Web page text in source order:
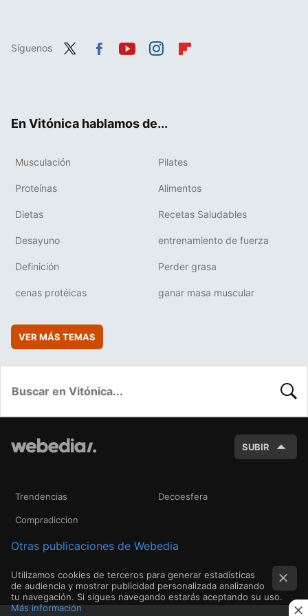
Síguenos
En Vitónica hablamos de...
Musculación Pilates
Proteínas Alimentos
Dietas Recetas Saludables
Desayuno entrenamiento de fuerza
Definición Perder grasa
cenas protéicas ganar masa muscular
VER MÁS TEMAS
SUBIR
Trendencias Decoesfera
Compradiccion
Otras publicaciones de Webedia
Utilizamos cookies de terceros para generar estadísticas
de audiencia y mostrar publicidad personalizada analizando
tu navegación. Si sigues navegando estarás aceptando su uso.
Más información